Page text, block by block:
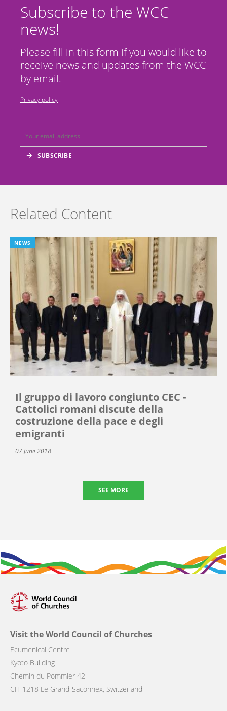
Subscribe to the WCC
news!
Please fill in this form if you would like to
receive news and updates from the WCC
by email.
Privacy policy
Related Content
NEWS
Il gruppo di lavoro congiunto CEC -
Cattolici romani discute della
costruzione della pace e degli
emigranti
07 June 2018
SEE MORE
Visit the World Council of Churches
Ecumenical Centre
Kyoto Building
Chemin du Pommier 42
CH-1218 Le Grand-Saconnex, Switzerland